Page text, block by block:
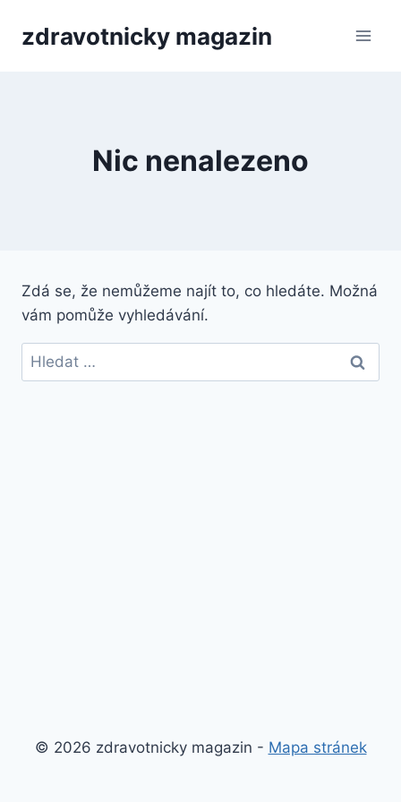
zdravotnicky magazin
Nic nenalezeno
Zdá se, že nemůžeme najít to, co hledáte. Možná
vám pomůže vyhledávání.
Vyhledávání
© 2026 zdravotnicky magazin - Mapa stránek